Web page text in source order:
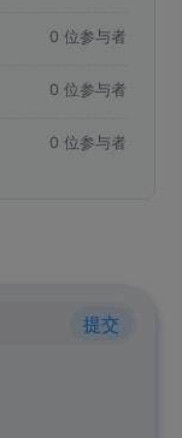
0 位参与者
0 位参与者
0 位参与者
提交